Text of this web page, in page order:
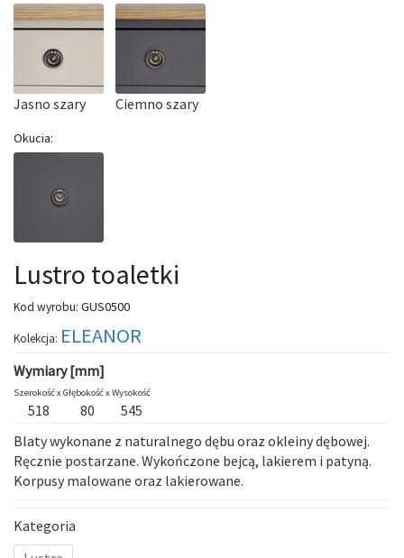
Jasno szary Ciemno szary
Okucia:
Lustro toaletki
Kod wyrobu: GUS0500
Kolekcja: ELEANOR
Wymiary [mm]
Szerokość xGłębokość xWysokość
518 80
545
Blaty wykonane z naturalnego dębu oraz okleiny dębowej.
Ręcznie postarzane. Wykończone bejcą, lakierem i patyną.
Korpusy malowane oraz lakierowane.
Kategoria